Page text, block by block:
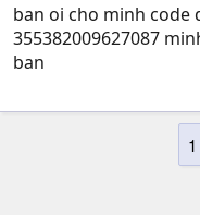
ban oi cho minh code
355382009627087
ban
1